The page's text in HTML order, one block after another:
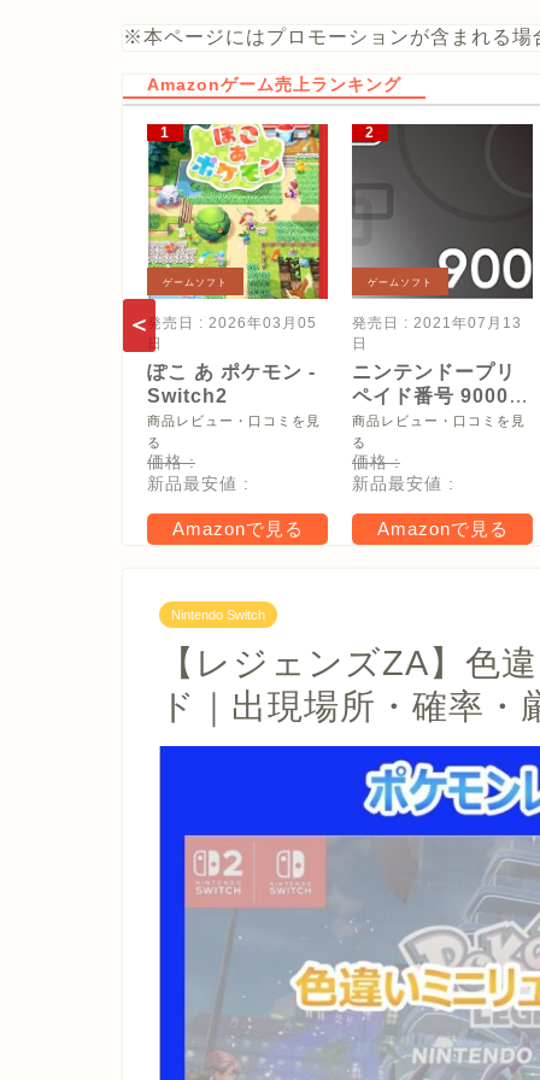
※本ページにはプロモーションが含まれる場
Amazonゲーム売上ランキング
ゲームソフト
発売日 : 2026年03月05
日
ぽこ あ ポケモン -
Switch2
商品レビュー・口コミを見
る
価格 :
新品最安値 :
Amazonで見る
ゲームソフト
発売日 : 2021年07月13
日
ニンテンドープリ
ペイド番号 9000
円|オンラインコー
ド版
商品レビュー・口コミを見
る
価格 :
新品最安値 :
Amazonで見る
Nintendo Switch
【レジェンズZA】色
ド｜出現場所・確率